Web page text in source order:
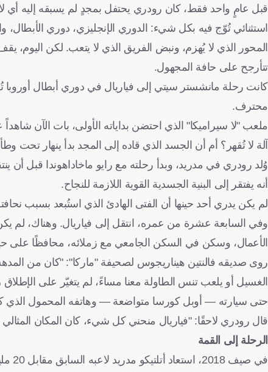
قبل عامٍ واحد فقط، كان رودري يحتفل بمجدٍ لم يسبقه إليه أي
استثنائي تُوّج فيه بكل شيء: الدوري الإنجليزي، دوري الأبطال،
المحور الذي لا يُهزم، ونبض الفريق الذي لا يتعب. لكن
تتأرجح على حافة المجهول.
كانت رحلة مانشستر سيتي إلى فياريال في دوري أبطال
محترف.
ملعب "لا سيراميكا" الذي احتضن بداياته الأولى، بات الآن
آلة لا تُقهر؟ أم أن الجسد الذي قاده إلى المجد بدأ ينهار تحت
أنه يفتقر إلى البنية الجسدية القوية اللازمة للنجاح.
لم يكن يدري أحد حينها أن الفتى الهادئ الذي استُبعد بسبب
وفي السابعة عشرة من عمره، انتقل إلى فياريال. وهناك، لم
الأعمال، وسكن في السكن الجامعي مع زملائه، محافظًا على
روى صديقه فالنتين هيناريجوس لصحيفة "ماركا": "كان من
الغسيل أو يلعب تنس الطاولة معنا مساءً، لم يتغيّر على
حتى سيارته — أوبل كورسا متواضعة — وهاتفه المحمول الذي
قال رودري لاحقًا: "فياريال منحني كل شيء، كان المكان
الرحلة إلى القمة
في صيف 2018، استعاد أتلتيكو مدريد لاعبه السابق مقابل 20 مليون يورو، بعد أن أصبح واحدًا من أكثر لاعبي الوسط نضجًا في الدوري الإسباني.